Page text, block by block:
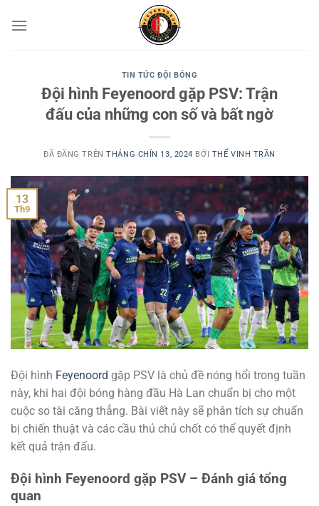
đến
TIN TỨC ĐỘI BÓNG
Đội hình Feyenoord gặp PSV: Trận
đấu của những con số và bất ngờ
ĐÃ ĐĂNG TRÊNTHÁNG CHÍN 13, 2024 BỞI THẾ VINH TRẦN
13
Th9
Đội hình Feyenoord gặp PSV là chủ đề nóng hổi trong tuần
này, khi hai đội bóng hàng đầu Hà Lan chuẩn bị cho một
cuộc so tài căng thẳng. Bài viết này sẽ phân tích sự chuẩn
bị chiến thuật và các cầu thủ chủ chốt có thể quyết định
kết quả trận đấu.
Đội hình Feyenoord gặp PSV – Đánh giá tổng
quan